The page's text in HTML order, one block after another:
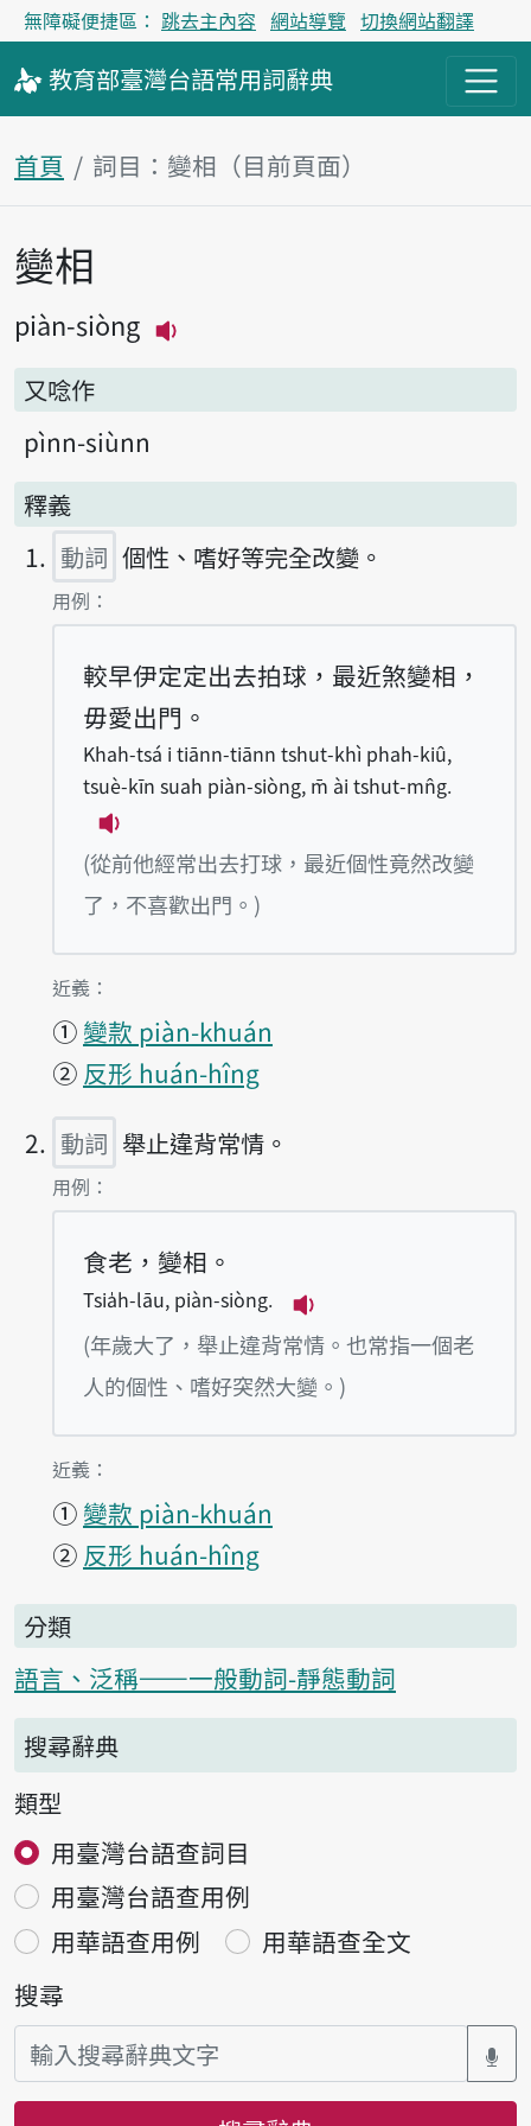
無障礙便捷區： 跳去主內容 網站導覽 切換網站翻譯
教育部臺灣台語常用詞辭典
首頁 詞目：變相（目前頁面）
主內容區塊
變相
piàn-siòng
又唸作
pìnn-siùnn
釋義
動詞 個性、嗜好等完全改變。
第1項釋義的
用例：
較早伊定定出去拍球，最近煞變相，
毋愛出門。
Khah-tsá i tiānn-tiānn tshut-khì phah-kiû,
tsuè-kīn suah piàn-siòng, m̄ ài tshut-mn̂g.
播放例句Khah-tsá i tiānn-tiānn
(從前他經常出去打球，最近個性竟然改變
了，不喜歡出門。)
第1項釋義的
近義：
① 變款 piàn-khuán
② 反形 huán-hîng
動詞 舉止違背常情。
第2項釋義的
用例：
食老，變相。
Tsia̍h-lāu, piàn-siòng.
播放例句Tsia̍h-lāu,
(年歲大了，舉止違背常情。也常指一個老
人的個性、嗜好突然大變。)
第2項釋義的
近義：
① 變款 piàn-khuán
② 反形 huán-hîng
分類
語言、泛稱——一般動詞-靜態動詞
搜尋辭典
類型
用臺灣台語查詞目
用臺灣台語查用例
用華語查用例
用華語查全文
搜尋